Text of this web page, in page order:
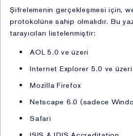
Şifrelemenin gerçekleşmesi için,
protokolüne sahip olmalıdır. Bu
tarayıcıları listelenmiştir:
AOL 5.0 ve üzeri
Internet Explorer 5.0 ve üzeri
Mozilla Firefox
Netscape 6.0 (sadece
Safari
pazarlama, sosyal medya hesap
kozmetik ürün kullanım bilgisi,
cihaz mac adresi bilgisi, ağ
vii. Fiziksel mekân güvenliğinin ve
güvenliğinin temini kapsamında
sağlanması (fiziksel mekân
işitsel kayıtlar) (Hukuki sebep:
yükümlülüklerimizin yerine
zorunlu olması)
viii. Firma bağlılık süreçlerinin